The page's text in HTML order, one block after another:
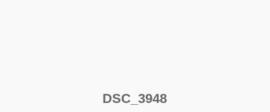
DSC_3948